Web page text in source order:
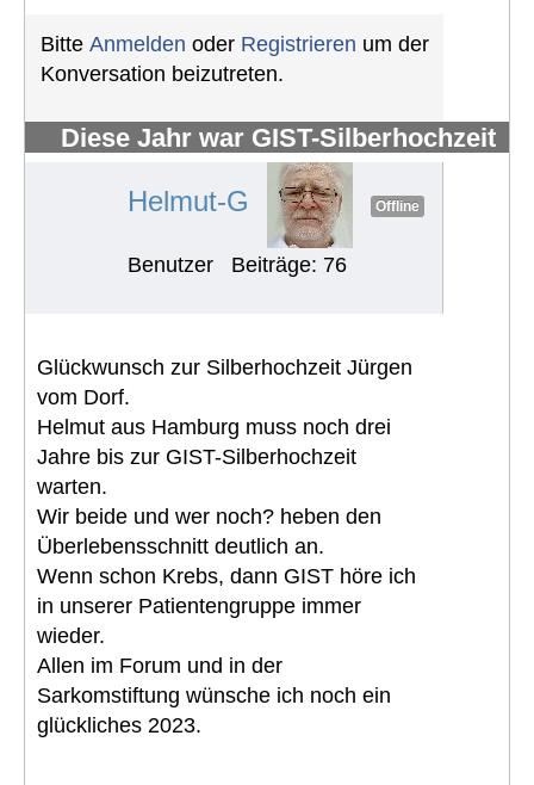
Bitte Anmelden oder Registrieren um der
Konversation beizutreten.
Diese Jahr war GIST-Silberhochzeit
Helmut-G Offline
Benutzer Beiträge: 76
Glückwunsch zur Silberhochzeit Jürgen
vom Dorf.
Helmut aus Hamburg muss noch drei
Jahre bis zur GIST-Silberhochzeit
warten.
Wir beide und wer noch? heben den
Überlebensschnitt deutlich an.
Wenn schon Krebs, dann GIST höre ich
in unserer Patientengruppe immer
wieder.
Allen im Forum und in der
Sarkomstiftung wünsche ich noch ein
glückliches 2023.